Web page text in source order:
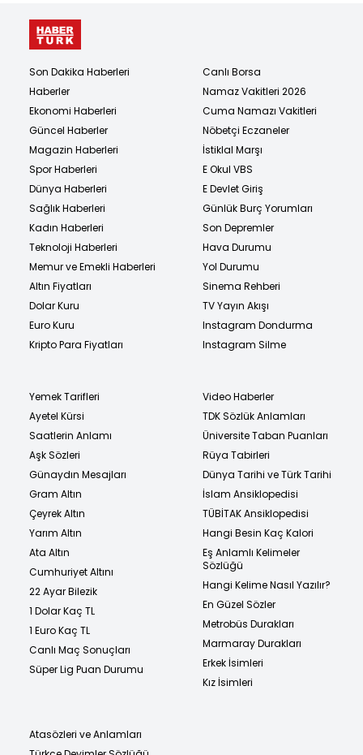
Son Dakika Haberleri
Haberler
Ekonomi Haberleri
Güncel Haberler
Magazin Haberleri
Spor Haberleri
Dünya Haberleri
Sağlık Haberleri
Kadın Haberleri
Teknoloji Haberleri
Memur ve Emekli Haberleri
Altın Fiyatları
Dolar Kuru
Euro Kuru
Kripto Para Fiyatları
Canlı Borsa
Namaz Vakitleri 2026
Cuma Namazı Vakitleri
Nöbetçi Eczaneler
İstiklal Marşı
E Okul VBS
E Devlet Giriş
Günlük Burç Yorumları
Son Depremler
Hava Durumu
Yol Durumu
Sinema Rehberi
TV Yayın Akışı
Instagram Dondurma
Instagram Silme
Yemek Tarifleri
Ayetel Kürsi
Saatlerin Anlamı
Aşk Sözleri
Günaydın Mesajları
Gram Altın
Çeyrek Altın
Yarım Altın
Ata Altın
Cumhuriyet Altını
22 Ayar Bilezik
1 Dolar Kaç TL
1 Euro Kaç TL
Canlı Maç Sonuçları
Süper Lig Puan Durumu
Video Haberler
TDK Sözlük Anlamları
Üniversite Taban Puanları
Rüya Tabirleri
Dünya Tarihi ve Türk Tarihi
İslam Ansiklopedisi
TÜBİTAK Ansiklopedisi
Hangi Besin Kaç Kalori
Eş Anlamlı Kelimeler
Sözlüğü
Hangi Kelime Nasıl Yazılır?
En Güzel Sözler
Metrobüs Durakları
Marmaray Durakları
Erkek İsimleri
Kız İsimleri
Atasözleri ve Anlamları